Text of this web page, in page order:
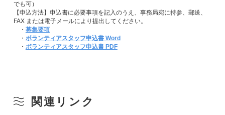
でも可）
【申込方法】申込書に必要事項を記入のうえ、事務局宛に持参、郵送、
FAX または電子メールにより提出してください。
・ 募集要項
・ ボランティアスタッフ申込書 Word
・ ボランティアスタッフ申込書 PDF
関連リンク